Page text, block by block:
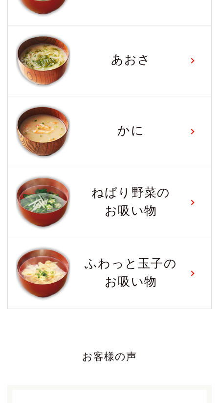
あおさ
かに
ねばり野菜の
お吸い物
ふわっと玉子の
お吸い物
お客様の声